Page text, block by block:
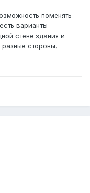
поменять
варианты
стене здания и
стороны,